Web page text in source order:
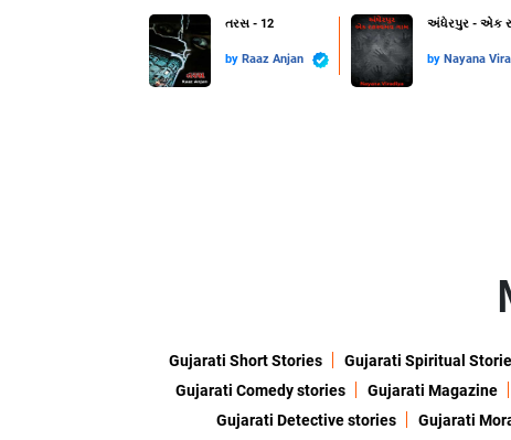
તરસ - 12
by Raaz Anjan
અંધેરપુર - એક
by Nayana
Gujarati Short Stories Gujarati Spiritual
Gujarati Comedy stories
Gujarati Magazine
Gujarati Detective stories
Gujarati